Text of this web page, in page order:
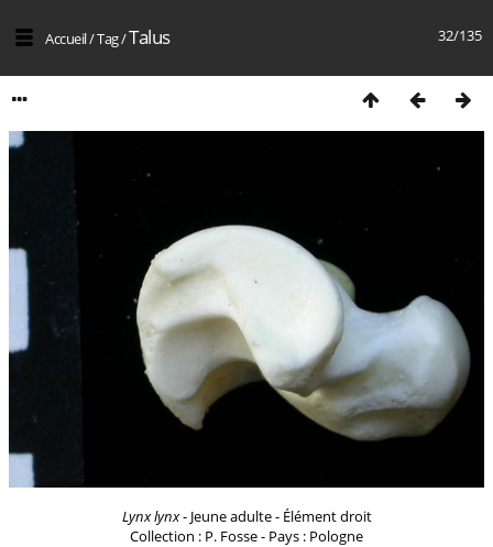
32/135
Accueil/Tag/Talus
Lynx lynx- Jeune adulte - Élément droit
Collection : P. Fosse - Pays : Pologne